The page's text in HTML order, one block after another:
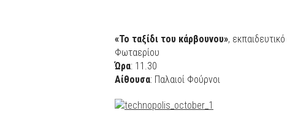
«Το ταξίδι του κάρβουνου»,
Φωταερίου
Ώρα: 11.30
Αίθουσα: Παλαιοί Φούρνοι